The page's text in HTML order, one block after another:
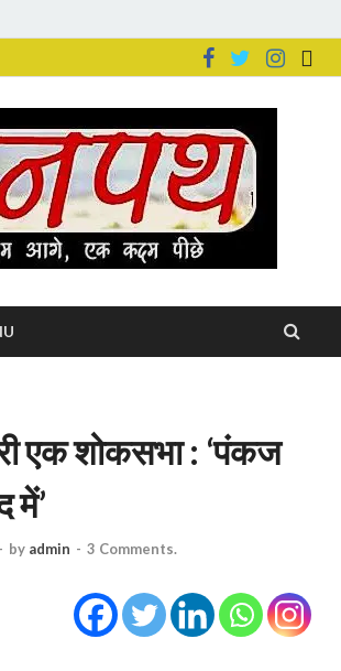
एक शोकसभा : ‘पंकज
में’
- by admin - 3 Comments.